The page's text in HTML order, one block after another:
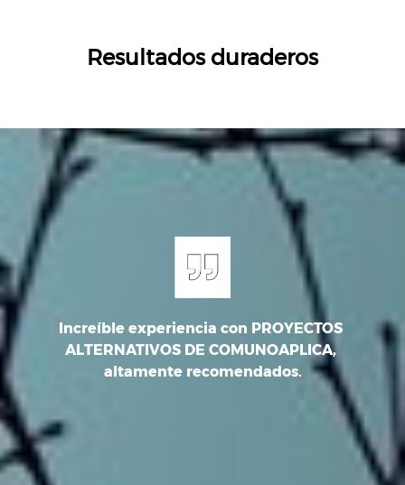
Resultados duraderos
Increíble experiencia con PROYECTOS
ALTERNATIVOS DE COMUNOAPLICA,
altamente recomendados.